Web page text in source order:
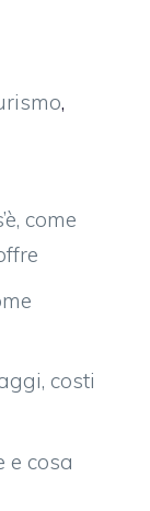
,
come
costi
e cosa